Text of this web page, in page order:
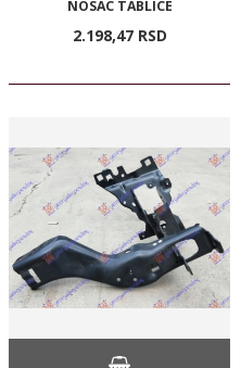
NOSAC TABLICE
2.198,47 RSD